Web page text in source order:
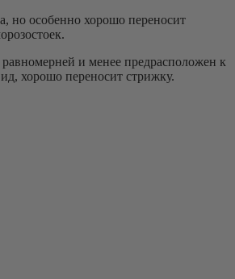
но особенно хорошо переносит
равномерней и менее предрасположен к
хорошо переносит стрижку.